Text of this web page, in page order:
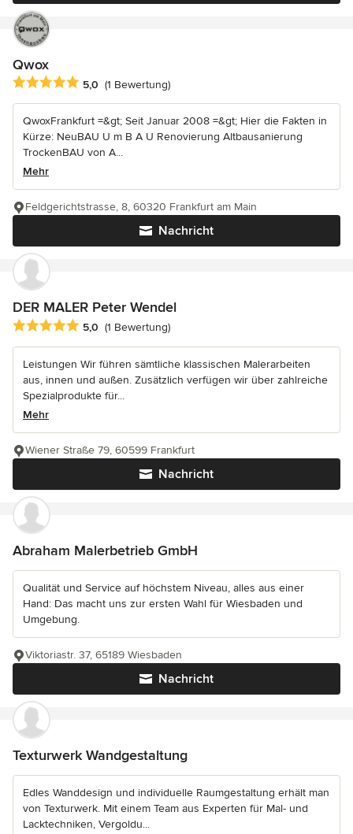
Qwox
Durchschnittliche Bewertung: 5 von 5 Sternen
5,0 (1 Bewertung)
QwoxFrankfurt =&gt; Seit Januar 2008 =&gt; Hier die Fakten in
Kürze: NeuBAU U m B A U Renovierung Altbausanierung
TrockenBAU von A...
Mehr
Nachricht
Feldgerichtstrasse, 8, 60320 Frankfurt am Main
DER MALER Peter Wendel
Durchschnittliche Bewertung: 5 von 5 Sternen
5,0 (1 Bewertung)
Leistungen Wir führen sämtliche klassischen Malerarbeiten
aus, innen und außen. Zusätzlich verfügen wir über zahlreiche
Spezialprodukte für...
Mehr
Nachricht
Wiener Straße 79, 60599 Frankfurt
Abraham Malerbetrieb GmbH
Qualität und Service auf höchstem Niveau, alles aus einer
Hand: Das macht uns zur ersten Wahl für Wiesbaden und
Umgebung.
Nachricht
Viktoriastr. 37, 65189 Wiesbaden
Texturwerk Wandgestaltung
Edles Wanddesign und individuelle Raumgestaltung erhält man
von Texturwerk. Mit einem Team aus Experten für Mal- und
Lacktechniken, Vergoldu...